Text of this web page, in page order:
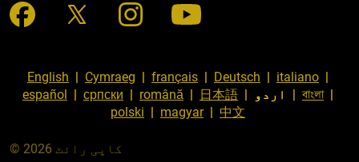
English | Cymraeg | français | Deutsch | italiano |
español | српски | română | 日本語 | اردو | বাংলা|
polski | magyar| 中文
© کاپی رائٹ 2026